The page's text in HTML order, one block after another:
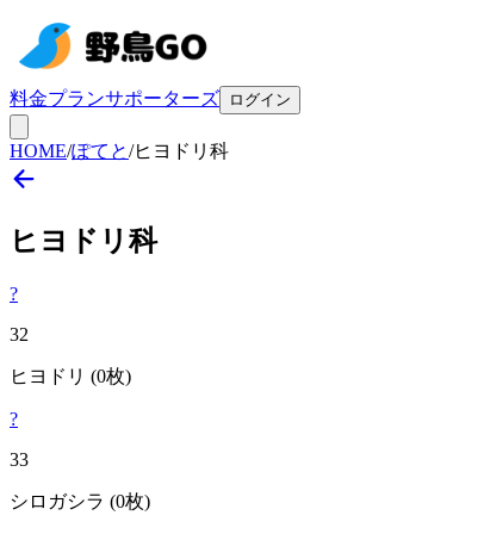
料金プランサポーターズ ログイン
HOME/ぽてと/ヒヨドリ科
ヒヨドリ 科
?
32
ヒヨドリ (0枚)
?
33
シロガシラ (0枚)